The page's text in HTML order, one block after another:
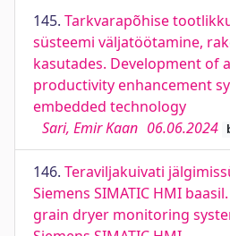
145. Tarkvarapõhise
süsteemi väljatöötamine,
kasutades. Development of
productivity enhancement
embedded technology
Sari, Emir Kaan 06.06.2024
146. Teraviljakuivati
Siemens SIMATIC HMI
grain dryer monitoring